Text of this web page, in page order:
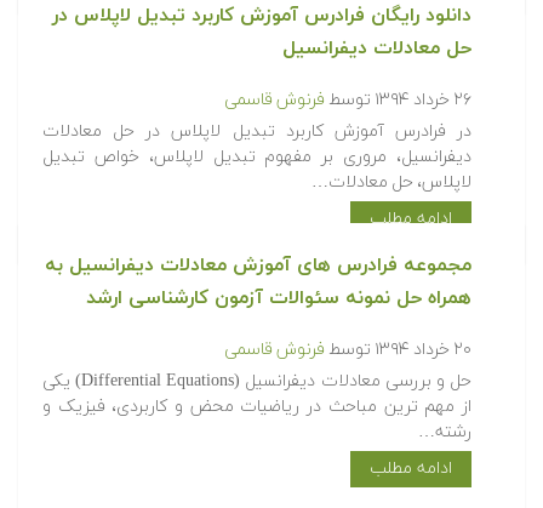
دانلود رایگان فرادرس آموزش کاربرد تبدیل لاپلاس در
حل معادلات دیفرانسیل
۲۶ خرداد ۱۳۹۴ توسط فرنوش قاسمی
در فرادرس آموزش کاربرد تبدیل لاپلاس در حل معادلات
دیفرانسیل، مروری بر مفهوم تبدیل لاپلاس، خواص تبدیل
لاپلاس، حل معادلات…
ادامه مطلب
مجموعه فرادرس های آموزش معادلات دیفرانسیل به
همراه حل نمونه سئوالات آزمون کارشناسی ارشد
۲۰ خرداد ۱۳۹۴ توسط فرنوش قاسمی
حل و بررسی معادلات دیفرانسیل (Differential Equations) یکی
از مهم ترین مباحث در ریاضیات محض و کاربردی، فیزیک و
رشته…
ادامه مطلب